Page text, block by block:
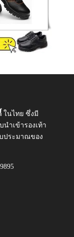
ในไทย ซึ่งมี
ำเข้ารองเท้า
ประมาณของ